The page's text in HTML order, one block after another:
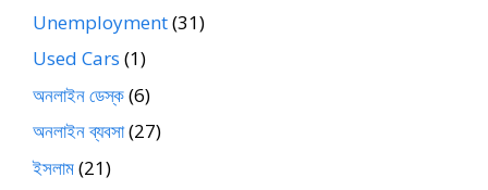
Unemployment(31)
Used Cars (1)
অনলাইন ডেস্ক(6)
অনলাইন ব্যবসা(27)
ইসলাম(21)